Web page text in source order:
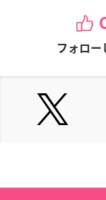
フォロー